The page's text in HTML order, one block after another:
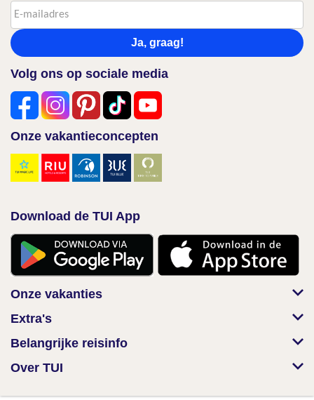
Ja, graag!
Volg ons op sociale media
Onze vakantieconcepten
Download de TUI App
Onze vakanties
Extra's
Belangrijke reisinfo
Over TUI